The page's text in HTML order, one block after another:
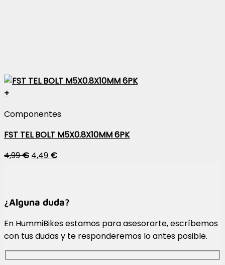
+
Componentes
FST TEL BOLT M5X0.8X10MM 6PK
4,99€ 4,49 €
¿Alguna duda?
En HummiBikes estamos para asesorarte, escríbemos
con tus dudas y te responderemos lo antes posible.